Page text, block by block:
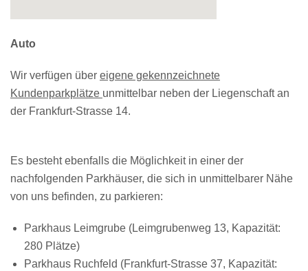
Auto
Wir verfügen über eigene gekennzeichnete
Kundenparkplätze unmittelbar neben der Liegenschaft an
der Frankfurt-Strasse 14.
Es besteht ebenfalls die Möglichkeit in einer der
nachfolgenden Parkhäuser, die sich in unmittelbarer Nähe
von uns befinden, zu parkieren:
Parkhaus Leimgrube (Leimgrubenweg 13, Kapazität:
280 Plätze)
Parkhaus Ruchfeld (Frankfurt-Strasse 37, Kapazität: